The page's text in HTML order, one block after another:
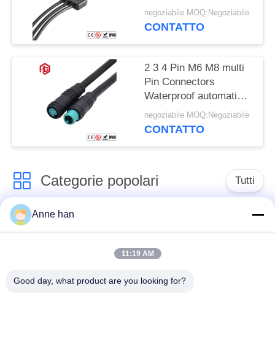
principale cabla 2 Pin
Wire Connectors
negoziabile MOQ:Negoziabile
CONTATTO
2 3 4 Pin M6 M8 multi
Pin Connectors
Waterproof automatico
IP66 IP65
negoziabile MOQ:Negoziabile
CONTATTO
Categorie popolari Tutti
Connettore circolare
impermeabile di
bassa tensione
Connettore
Supporto della
Anne han
11:19 AM
Good day, what product are you looking for?